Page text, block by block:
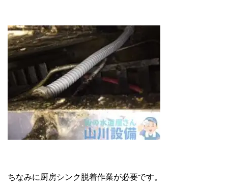
ちなみに厨房シンク脱着作業が必要です。